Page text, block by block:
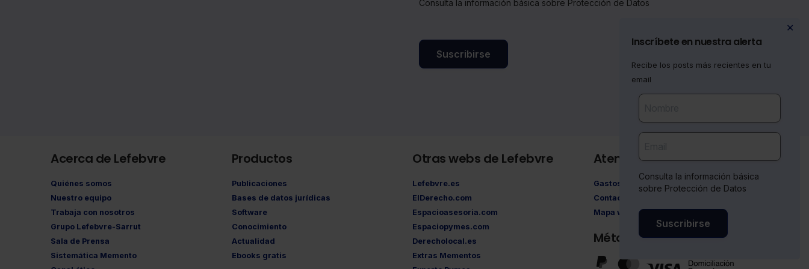
Consulta la información básica sobre Protección de Datos
Suscribirse
✕
Inscríbete en nuestra alerta
Recibe los posts más recientes en tu
email
Consulta la información básica
sobre Protección de Datos
Suscribirse
Acerca de Lefebvre
Quiénes somos
Nuestro equipo
Trabaja con nosotros
Grupo Lefebvre-Sarrut
Sala de Prensa
Sistemática Memento
Productos
Publicaciones
Bases de datos jurídicas
Software
Conocimiento
Actualidad
Ebooks gratis
Otras webs de Lefebvre
Lefebvre.es
ElDerecho.com
Espacioasesoria.com
Espaciopymes.com
Derecholocal.es
Extras Mementos
Atención al cliente
Gastos de envío
Contacto
Mapa web
Métodos de pago